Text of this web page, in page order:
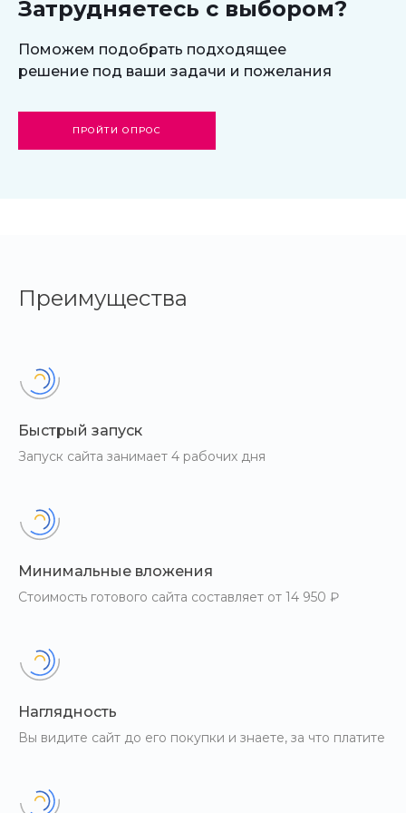
При изменении очередности блоков дизайн
подстраивается автоматически. Все иконки отлично
отображаются на экранах с высоким разрешением и на
позволяет выполнять все работы по SEO, как с
полноценным сайтом. Каждый раздел с товаром и
раздел каталога для поисковой системы или
продвигайте каждую позицию— ограничений нет.
где можно разместить информационные или
конверсионные блоки.
Все требования для работы по SEO в одном
Проведена Shema-разметка товаров и контактной
информации.
Затрудняетесь с выбором?
Поможем подобрать подходящее
решение под ваши задачи и пожелания
ПРОЙТИ ОПРОС
Преимущества
Быстрый запуск
Запуск сайта занимает 4 рабочих дня
Минимальные вложения
Стоимость готового сайта составляет от 14 950 ₽
Наглядность
Вы видите сайт до его покупки и знаете, за что платите